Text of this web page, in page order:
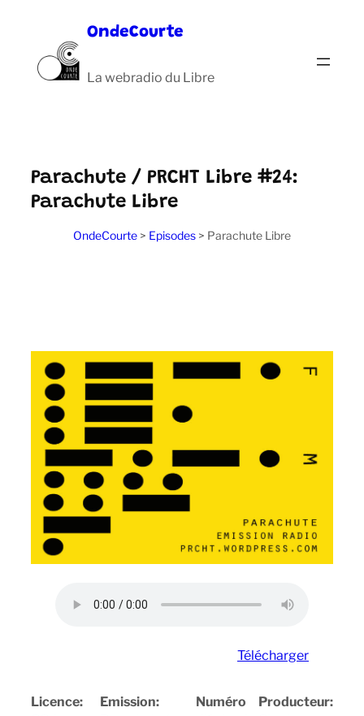
contenu
OndeCourte
La webradio du Libre
Parachute / PRCHT Libre #24:
Parachute Libre
OndeCourte > Episodes > Parachute Libre
Télécharger
Licence:
Emission:
Numéro
Producteur: